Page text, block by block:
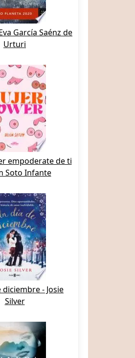
García Saénz de
Urturi
empoderate de ti
Soto Infante
diciembre - Josie
Silver